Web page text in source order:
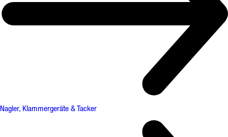
Nagler, Klammergeräte & Tacker